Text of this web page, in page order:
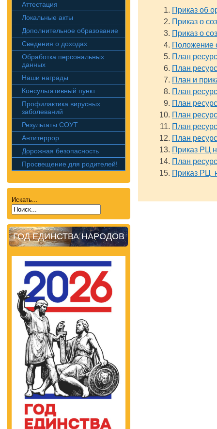
Аттестация
Локальные акты
Дополнительное образование
Сведения о доходах
Обработка персональных
данных
Наши награды
Консультативный пункт
Профилактика вирусных
заболеваний
Результаты СОУТ
Антитеррор
Дорожная безопасность
Просвещение для родителей!
Искать...
ГОД ЕДИНСТВА НАРОДОВ
Приказ об
Приказ о
Приказ о
Положение
План
План
План и
План
План
План
План
План
Приказ РЦ
План
Приказ РЦ